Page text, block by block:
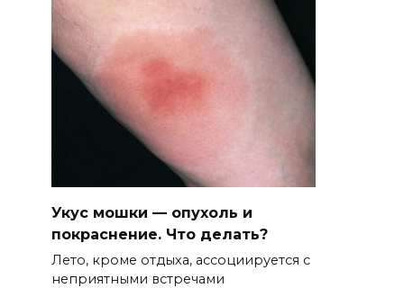
Укус мошки — опухоль и
покраснение. Что делать?
Лето, кроме отдыха, ассоциируется с
неприятными встречами